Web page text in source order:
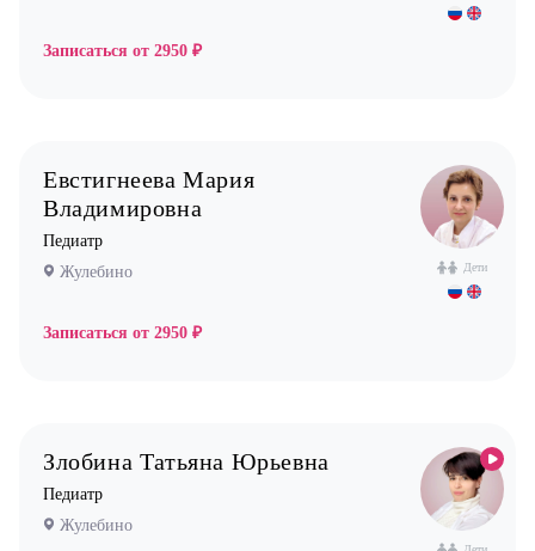
Эндокринолог
Записаться от 2950 ₽
Дети
Евстигнеева Мария
Владимировна
Педиатр
Жулебино
Записаться от 2950 ₽
Злобина Татьяна Юрьевна
Педиатр
Жулебино